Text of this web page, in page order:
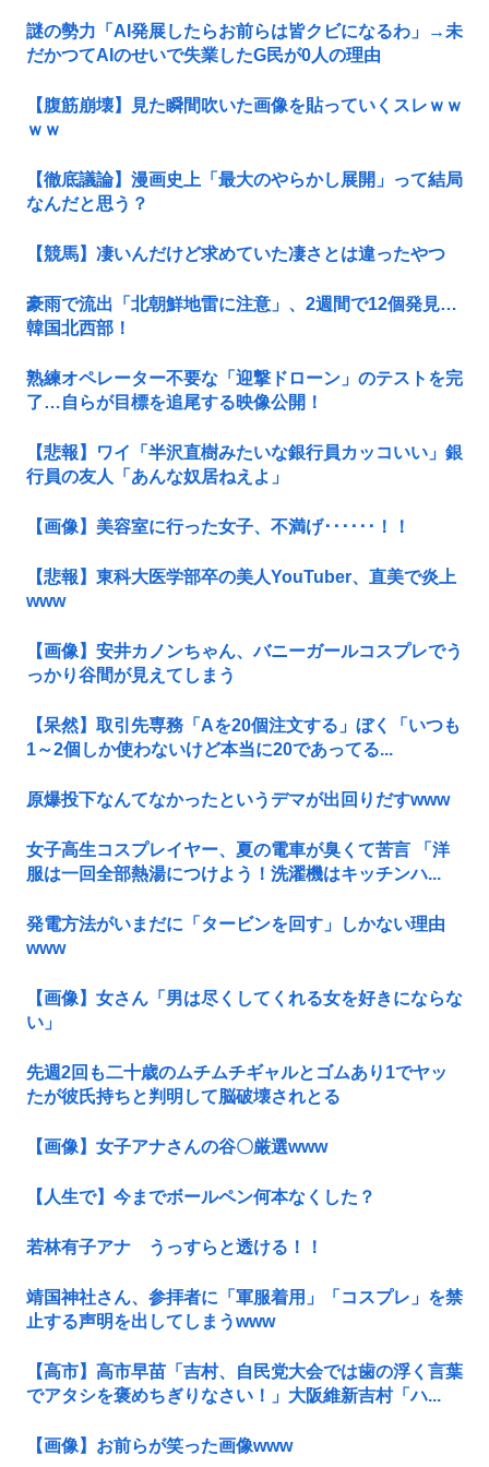
謎の勢力「AI発展したらお前らは皆クビになるわ」→未
だかつてAIのせいで失業したG民が0人の理由
【腹筋崩壊】見た瞬間吹いた画像を貼っていくスレｗｗ
ｗｗ
【徹底議論】漫画史上「最大のやらかし展開」って結局
なんだと思う？
【競馬】凄いんだけど求めていた凄さとは違ったやつ
豪雨で流出「北朝鮮地雷に注意」、2週間で12個発見…
韓国北西部！
熟練オペレーター不要な「迎撃ドローン」のテストを完
了…自らが目標を追尾する映像公開！
【悲報】ワイ「半沢直樹みたいな銀行員カッコいい」銀
行員の友人「あんな奴居ねえよ」
【画像】美容室に行った女子、不満げ･･････！！
【悲報】東科大医学部卒の美人YouTuber、直美で炎上
www
【画像】安井カノンちゃん、バニーガールコスプレでう
っかり谷間が見えてしまう
【呆然】取引先専務「Aを20個注文する」ぼく「いつも
1～2個しか使わないけど本当に20であってる...
原爆投下なんてなかったというデマが出回りだすwww
女子高生コスプレイヤー、夏の電車が臭くて苦言 「洋
服は一回全部熱湯につけよう！洗濯機はキッチンハ...
発電方法がいまだに「タービンを回す」しかない理由
www
【画像】女さん「男は尽くしてくれる女を好きにならな
い」
先週2回も二十歳のムチムチギャルとゴムあり1でヤッ
たが彼氏持ちと判明して脳破壊されとる
【画像】女子アナさんの谷〇厳選www
【人生で】今までボールペン何本なくした？
若林有子アナ うっすらと透ける！！
靖国神社さん、参拝者に「軍服着用」「コスプレ」を禁
止する声明を出してしまうwww
【高市】高市早苗「吉村、自民党大会では歯の浮く言葉
でアタシを褒めちぎりなさい！」大阪維新吉村「ハ...
【画像】お前らが笑った画像www